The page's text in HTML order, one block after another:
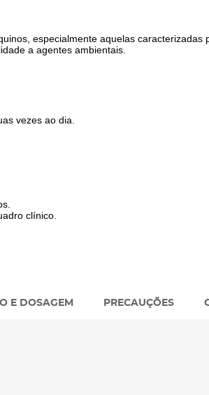
especialmente aquelas caracterizadas
a agentes ambientais.
vezes ao dia.
clínico.
E DOSAGEM PRECAUÇÕES